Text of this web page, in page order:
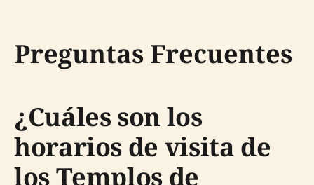
Preguntas Frecuentes
¿Cuáles son los
horarios de visita de
los Templos de